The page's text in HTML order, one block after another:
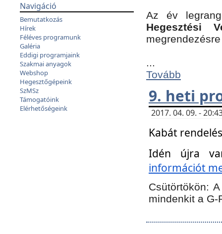
Navigáció
Bemutatkozás
Hírek
Féléves programunk
Galéria
Eddigi programjaink
Szakmai anyagok
Webshop
Hegesztőgépeink
SzMSz
Támogatóink
Elérhetőségeink
Az év
Hegesztési
...
Tovább
9. heti
2017. 04. 09. -
Kabát
Idén újra
információt
Csütörtökön:A
mindenkit a G-